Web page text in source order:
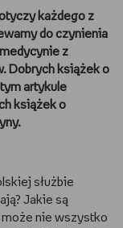
każdego z
do czynienia
z
Dobrych książek o
artykule
książek o
służbie
Jakie są
nie wszystko